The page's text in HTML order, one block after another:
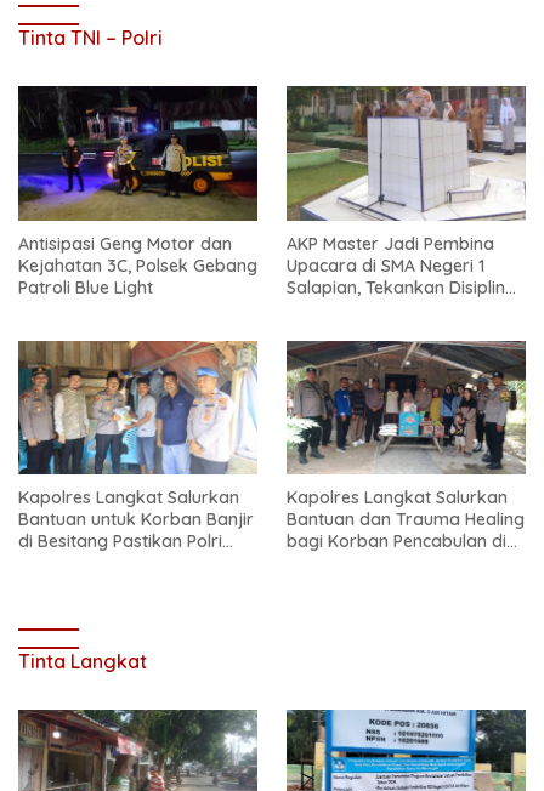
Tinta TNI – Polri
Antisipasi Geng Motor dan
Kejahatan 3C, Polsek Gebang
Patroli Blue Light
AKP Master Jadi Pembina
Upacara di SMA Negeri 1
Salapian, Tekankan Disiplin
Kapolres Langkat Salurkan
Bantuan untuk Korban Banjir
di Besitang Pastikan Polri
Kapolres Langkat Salurkan
Bantuan dan Trauma Healing
bagi Korban Pencabulan di
Tinta Langkat